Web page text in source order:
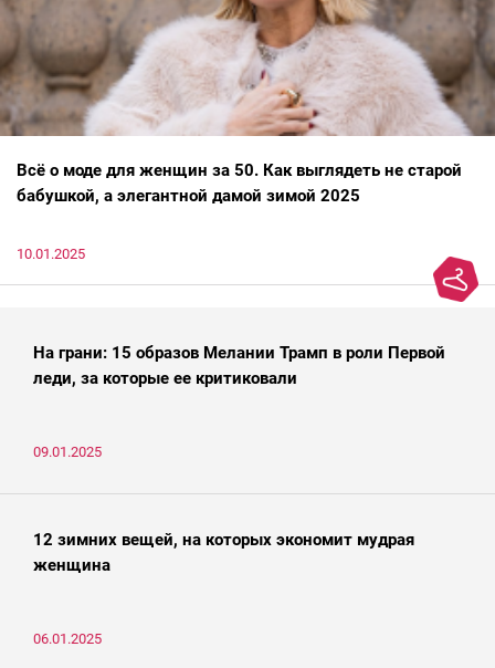
Всё о моде для женщин за 50. Как выглядеть не старой
бабушкой, а элегантной дамой зимой 2025
10.01.2025
На грани: 15 образов Мелании Трамп в роли Первой
леди, за которые ее критиковали
09.01.2025
12 зимних вещей, на которых экономит мудрая
женщина
06.01.2025